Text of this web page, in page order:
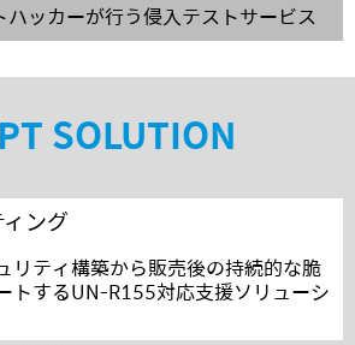
ッカーが行う侵入テストサービス
SOLUTION
ング
リティ構築から販売後の持続的な脆
トするUN-R155対応支援ソリューシ